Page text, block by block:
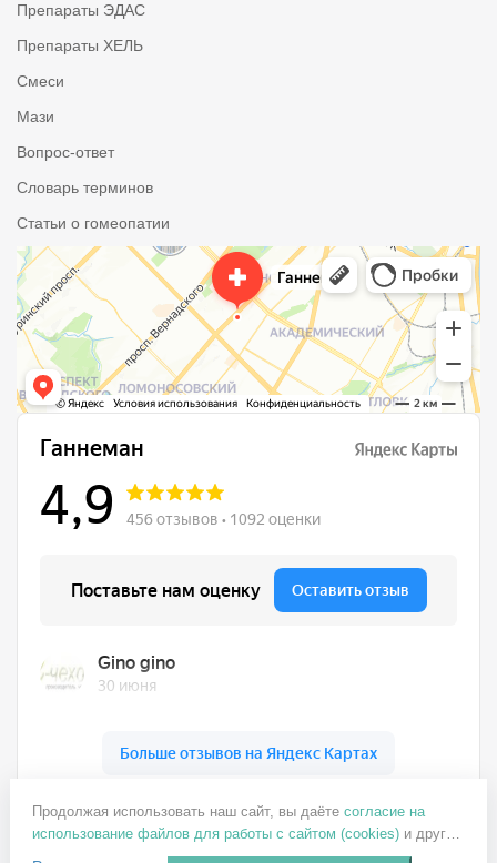
Препараты ЭДАС
Препараты ХЕЛЬ
Смеси
Мази
Вопрос-ответ
Словарь терминов
Статьи о гомеопатии
+7 499 137-77-82
ganneman@mail.ru
Продолжая использовать наш сайт, вы даёте согласие на
использование файлов для работы с сайтом (cookies)и других
пользовательских данных (включая IP-адрес, сведения о